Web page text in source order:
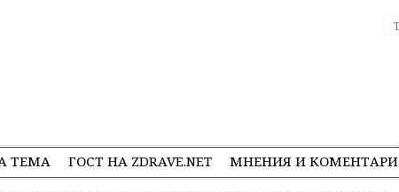
ТЕМА ГОСТ НА ZDRAVE.NET МНЕНИЯ И КОМЕНТАРИ